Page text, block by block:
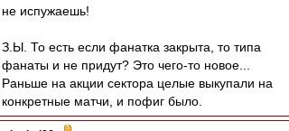
не испужаешь!
З.Ы. То есть если фанатка закрыта, то типа
фанаты и не придут? Это чего-то новое...
Раньше на акции сектора целые выкупали на
конкретные матчи, и пофиг было.